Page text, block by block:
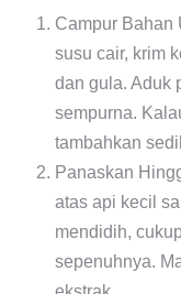
Campur Bahan
susu cair, krim
dan gula. Aduk
sempurna.
tambahkan
Panaskan
atas api kecil
mendidih,
sepenuhnya.